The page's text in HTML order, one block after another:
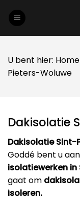
U bent hier: Home
Pieters-Woluwe
Dakisolatie
Dakisolatie Sint-
Goddé bent u
isolatiewerken
gaat om
isoleren.